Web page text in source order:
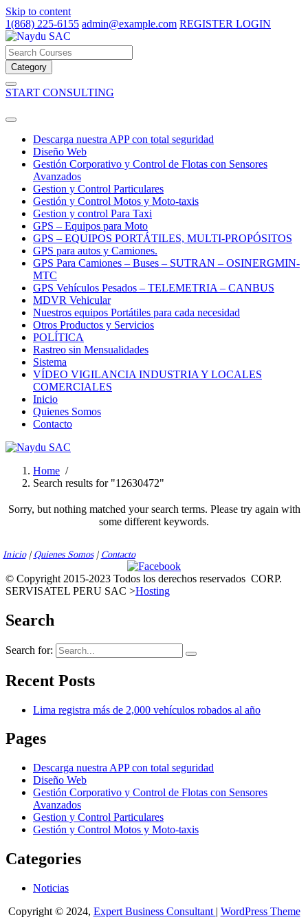
Skip to content
1(868) 225-6155 admin@example.com REGISTER LOGIN
Category
START CONSULTING
Descarga nuestra APP con total seguridad
Diseño Web
Gestión Corporativo y Control de Flotas con Sensores
Avanzados
Gestion y Control Particulares
Gestión y Control Motos y Moto-taxis
Gestion y control Para Taxi
GPS – Equipos para Moto
GPS – EQUIPOS PORTÁTILES, MULTI-PROPÓSITOS
GPS para autos y Camiones.
GPS Para Camiones – Buses – SUTRAN – OSINERGMIN-
MTC
GPS Vehículos Pesados – TELEMETRIA – CANBUS
MDVR Vehicular
Nuestros equipos Portátiles para cada necesidad
Otros Productos y Servicios
POLÍTICA
Rastreo sin Mensualidades
Sistema
VÍDEO VIGILANCIA INDUSTRIA Y LOCALES
COMERCIALES
Inicio
Quienes Somos
Contacto
Home /
Search results for "12630472"
Sorry, but nothing matched your search terms. Please try again with
some different keywords.
Inicio|Quienes Somos|Contacto
© Copyright 2015-2023 Todos los derechos reservados CORP.
SERVISATEL PERU SAC >Hosting
Search
Search for:
Recent Posts
Lima registra más de 2,000 vehículos robados al año
Pages
Descarga nuestra APP con total seguridad
Diseño Web
Gestión Corporativo y Control de Flotas con Sensores
Avanzados
Gestion y Control Particulares
Gestión y Control Motos y Moto-taxis
Categories
Noticias
Copyright © 2024, Expert Business Consultant | WordPress Theme